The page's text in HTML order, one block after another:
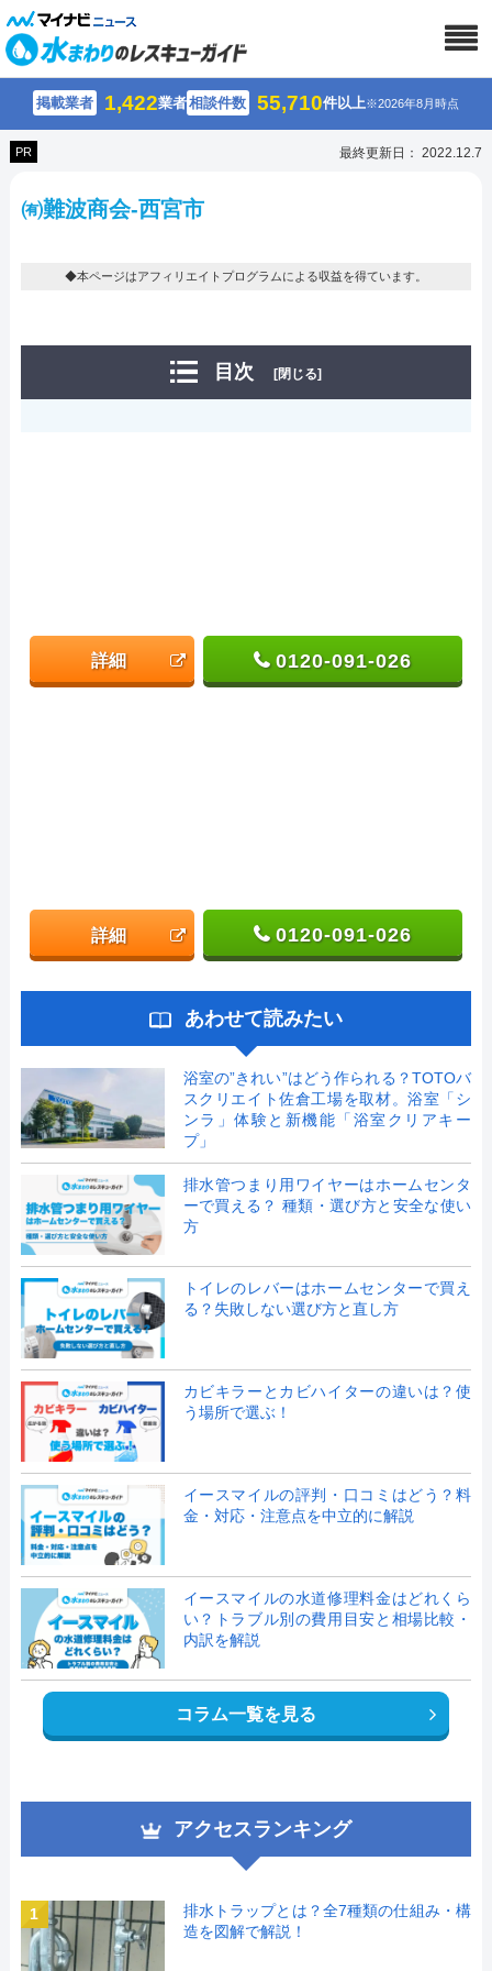
掲載業者 1,422業者相談件数 55,710件以上※2026年8月時点
PR 最終更新日： 2022.12.7
㈲難波商会-西宮市
◆本ページはアフィリエイトプログラムによる収益を得ています。
目次 [閉じる]
詳細 0120-091-026
詳細 0120-091-026
あわせて読みたい
浴室の”きれい”はどう作られる？TOTOバ
スクリエイト佐倉工場を取材。浴室「シ
ンラ」体験と新機能「浴室クリアキー
プ」
排水管つまり用ワイヤーはホームセンタ
ーで買える？ 種類・選び方と安全な使い
方
トイレのレバーはホームセンターで買え
る？失敗しない選び方と直し方
カビキラーとカビハイターの違いは？使
う場所で選ぶ！
イースマイルの評判・口コミはどう？料
金・対応・注意点を中立的に解説
イースマイルの水道修理料金はどれくら
い？トラブル別の費用目安と相場比較・
内訳を解説
コラム一覧を見る
アクセスランキング
1
排水トラップとは？全7種類の仕組み・構
造を図解で解説！